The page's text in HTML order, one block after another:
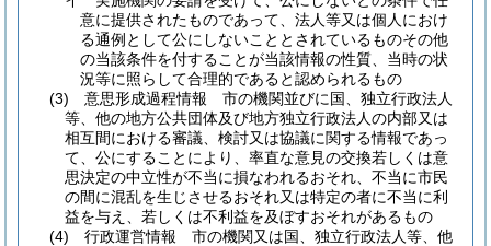
意に提供されたものであって、法人等又は個人におけ
る通例として公にしないこととされているものその他
の当該条件を付することが当該情報の性質、当時の状
況等に照らして合理的であると認められるもの
(3)
意思形成過程情報 市の機関並びに国、独立行政法人
等、他の地方公共団体及び地方独立行政法人の内部又は
相互間における審議、検討又は協議に関する情報であっ
て、公にすることにより、率直な意見の交換若しくは意
思決定の中立性が不当に損なわれるおそれ、不当に市民
の間に混乱を生じさせるおそれ又は特定の者に不当に利
益を与え、若しくは不利益を及ぼすおそれがあるもの
(4)
行政運営情報 市の機関又は国、独立行政法人等、他